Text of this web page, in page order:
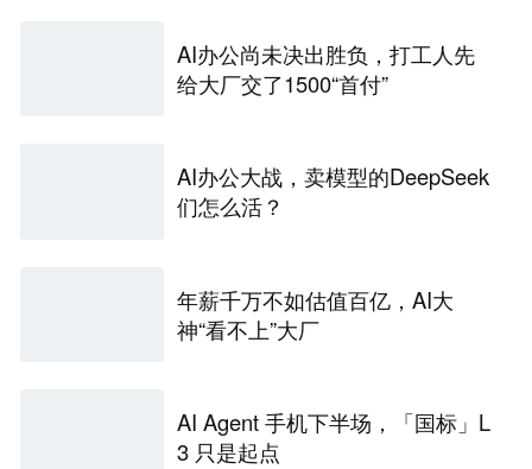
AI办公尚未决出胜负，打工人先
给大厂交了1500“首付”
AI办公大战，卖模型的DeepSeek
们怎么活？
年薪千万不如估值百亿，AI大
神“看不上”大厂
AI Agent 手机下半场，「国标」L
3 只是起点